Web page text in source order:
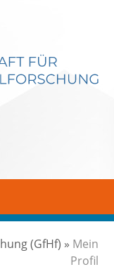
(GfHf) » Mein
Profil